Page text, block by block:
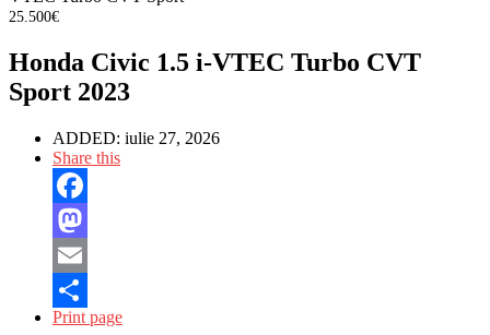
25.500€
Honda Civic 1.5 i-VTEC Turbo CVT
Sport 2023
ADDED: iulie 27, 2026
Share this
Facebook
Mastodon
Email
Partajează
Print page